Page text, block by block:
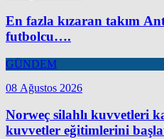
En fazla kızaran takım
futbolcu….
GÜNDEM
08 Ağustos 2026
Norweç silahlı kuvvetleri
kuvvetler eğitimlerini